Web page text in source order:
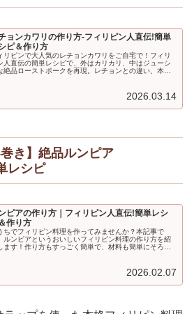
ョンカワリの作り方-フィリピン人直伝!簡単
ピ＆作り方
リピンで大人気のレチョンカワリをご自宅で！フィリ
人直伝の簡単レシピで、外はカリカリ、中はジューシ
絶品ローストポークを再現。レチョンとの違い、本格
しもう！
2026.03.14
き】絶品ルンピア
レシピ
ピアの作り方｜フィリピン人直伝!簡単レシ
作り方
ちでフィリピン料理を作ってみませんか？本記事で
ルンピアというおいしいフィリピン料理の作り方を紹
ます！作り方もすっごく簡単で、材料も簡単にそろい
2026.02.07